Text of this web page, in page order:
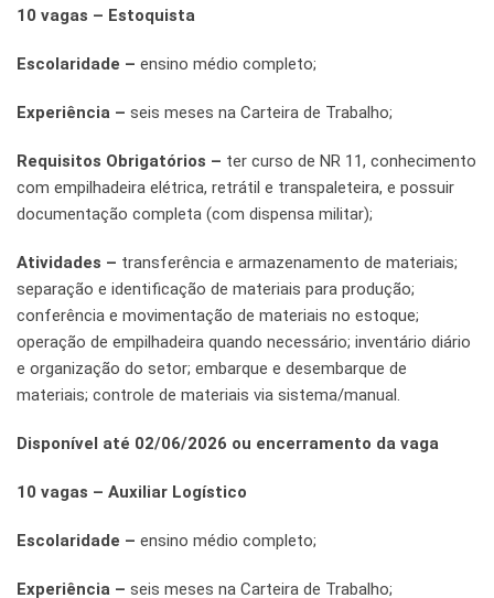
10 vagas – Estoquista
Escolaridade – ensino médio completo;
Experiência – seis meses na Carteira de Trabalho;
Requisitos Obrigatórios – ter curso de NR 11, conhecimento
com empilhadeira elétrica, retrátil e transpaleteira, e possuir
documentação completa (com dispensa militar);
Atividades – transferência e armazenamento de materiais;
separação e identificação de materiais para produção;
conferência e movimentação de materiais no estoque;
operação de empilhadeira quando necessário; inventário diário
e organização do setor; embarque e desembarque de
materiais; controle de materiais via sistema/manual.
Disponível até 02/06/2026 ou encerramento da vaga
10 vagas – Auxiliar Logístico
Escolaridade – ensino médio completo;
Experiência – seis meses na Carteira de Trabalho;